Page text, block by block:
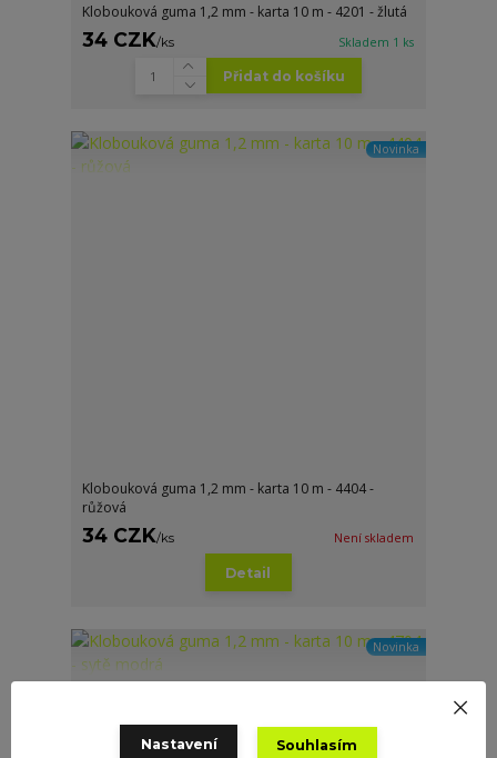
Klobouková guma 1,2 mm - karta 10 m - 4201 - žlutá
34 CZK/ks Skladem 1 ks
Přidat do košíku
Novinka
Klobouková guma 1,2 mm - karta 10 m - 4404 -
růžová
34 CZK/ks Není skladem
Detail
Novinka
Nastavení Souhlasím